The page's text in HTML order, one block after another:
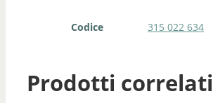
Codice 315 022 634
Prodotti correlati